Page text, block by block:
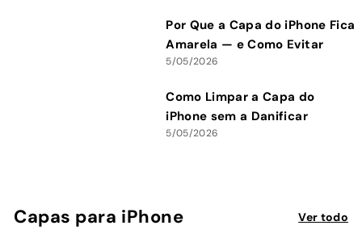
Por Que a Capa do iPhone Fica
Amarela — e Como Evitar
5/05/2026
Como Limpar a Capa do
iPhone sem a Danificar
5/05/2026
Capas para iPhone Ver todo